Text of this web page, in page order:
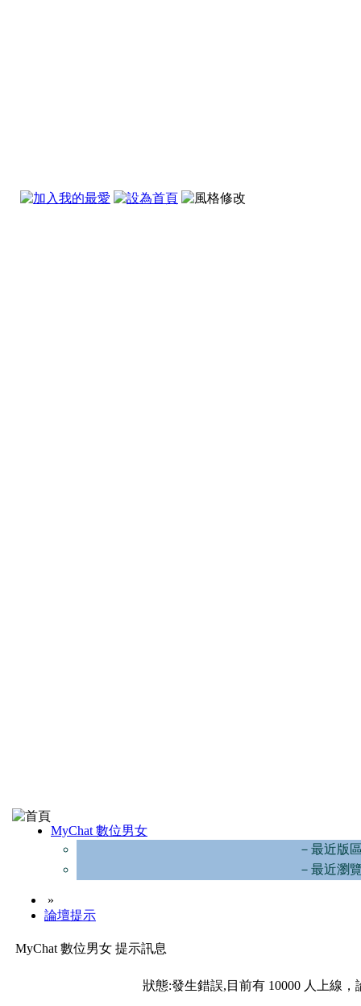
MyChat 數位男女
－最近版
－最近瀏
»
論壇提示
MyChat 數位男女 提示訊息
狀態:發生錯誤,目前有 10000 人上線